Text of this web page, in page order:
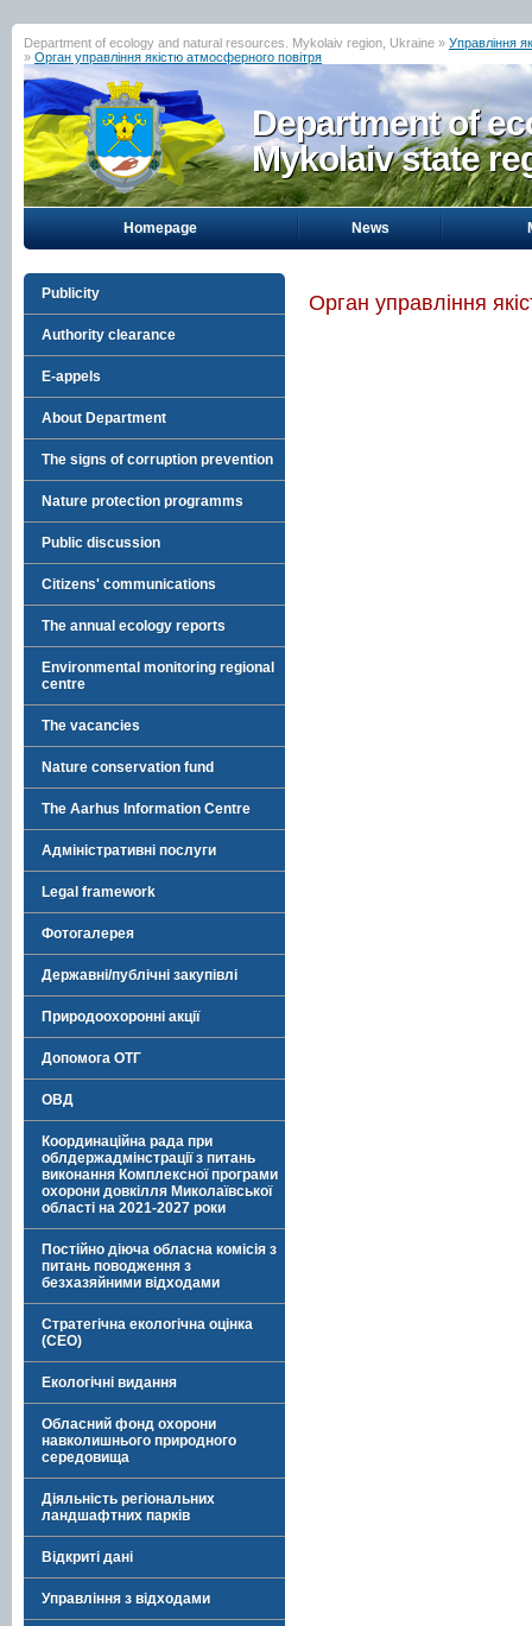
Department of ecology and natural resources. Mykolaiv region, Ukraine » Управління
» Орган управління якістю атмосферного повітря
Department of
Mykolaiv state
Homepage News
Publicity
Authority clearance
E-appels
About Department
The signs of corruption prevention
Nature protection programms
Public discussion
Citizens' communications
The annual ecology reports
Environmental monitoring regional
centre
The vacancies
Nature conservation fund
The Aarhus Information Centre
Адміністративні послуги
Legal framework
Фотогалерея
Державні/публічні закупівлі
Природоохоронні акції
Допомога ОТГ
ОВД
Координаційна рада при
облдержадмінстрації з питань
виконання Комплексної програми
охорони довкілля Миколаївської
області на 2021-2027 роки
Постійно діюча обласна комісія з
питань поводження з
безхазяйними відходами
Стратегічна екологічна оцінка
(СЕО)
Екологічні видання
Обласний фонд охорони
навколишнього природного
середовища
Діяльність регіональних
ландшафтних парків
Відкриті дані
Управління з відходами
Орган управління